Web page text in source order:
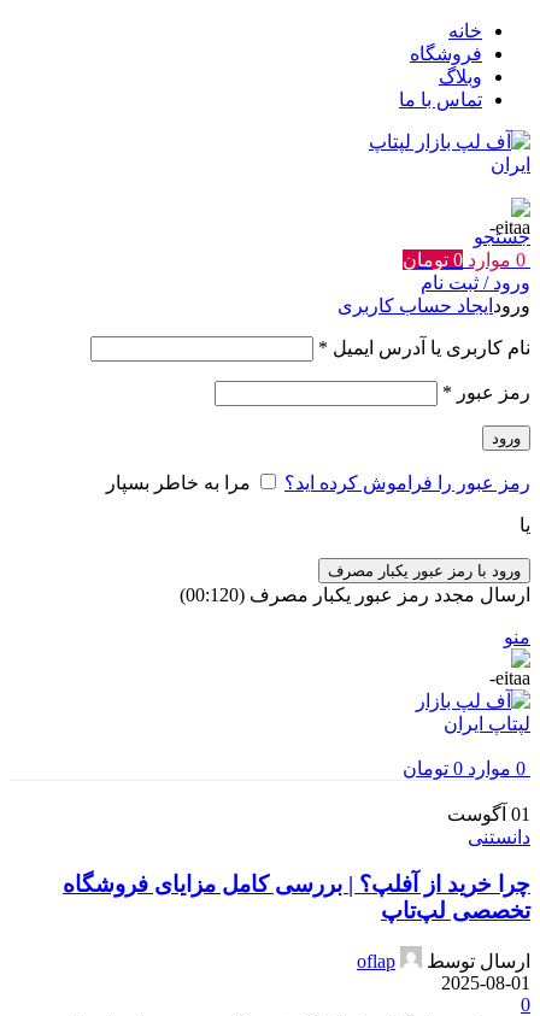
خانه
فروشگاه
وبلاگ
تماس با ما
جستجو
0 موارد 0 تومان
ورود / ثبت نام
ورود ایجاد حساب کاربری
نام کاربری یا آدرس ایمیل *
رمز عبور *
ورود
رمز عبور را فراموش کرده اید؟ مرا به خاطر بسپار
یا
ورود با رمز عبور یکبار مصرف
ارسال مجدد رمز عبور یکبار مصرف (00:
120
)
منو
0 موارد 0 تومان
01 آگوست
دانستنی
چرا خرید از آفلپ؟ | بررسی کامل مزایای فروشگاه
تخصصی لپ‌تاپ
ارسال توسط
oflap
2025-08-01
0